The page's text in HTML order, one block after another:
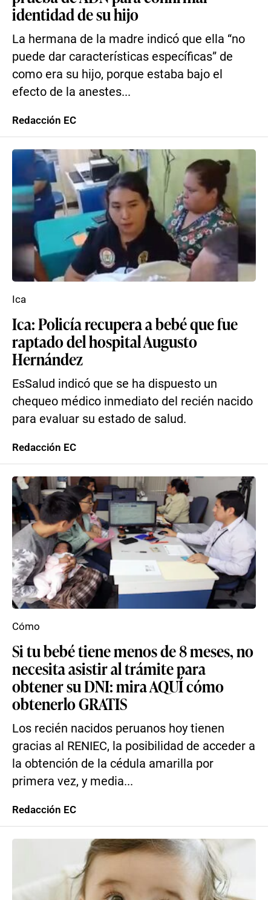
identidad de su hijo
La hermana de la madre indicó que ella “no
puede dar características específicas” de
como era su hijo, porque estaba bajo el
efecto de la anestes...
Redacción EC
Ica: Policía recupera a bebé que fue
raptado del hospital Augusto
Hernández
EsSalud indicó que se ha dispuesto un
chequeo médico inmediato del recién nacido
para evaluar su estado de salud.
Ica
Redacción EC
Si tu bebé tiene menos de 8 meses, no
necesita asistir al trámite para
obtener su DNI: mira AQUÍ cómo
obtenerlo GRATIS
Los recién nacidos peruanos hoy tienen
gracias al RENIEC, la posibilidad de acceder a
la obtención de la cédula amarilla por
primera vez, y media...
Cómo
Redacción EC